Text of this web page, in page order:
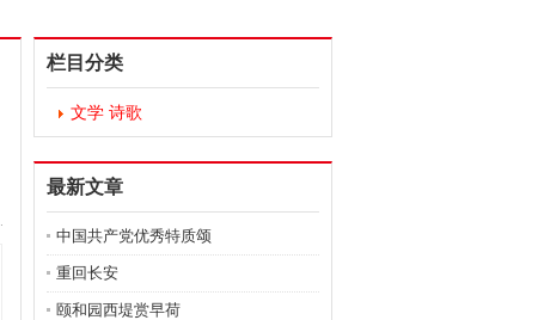
栏目分类
文学 诗歌
最新文章
中国共产党优秀特质颂
重回长安
颐和园西堤赏早荷